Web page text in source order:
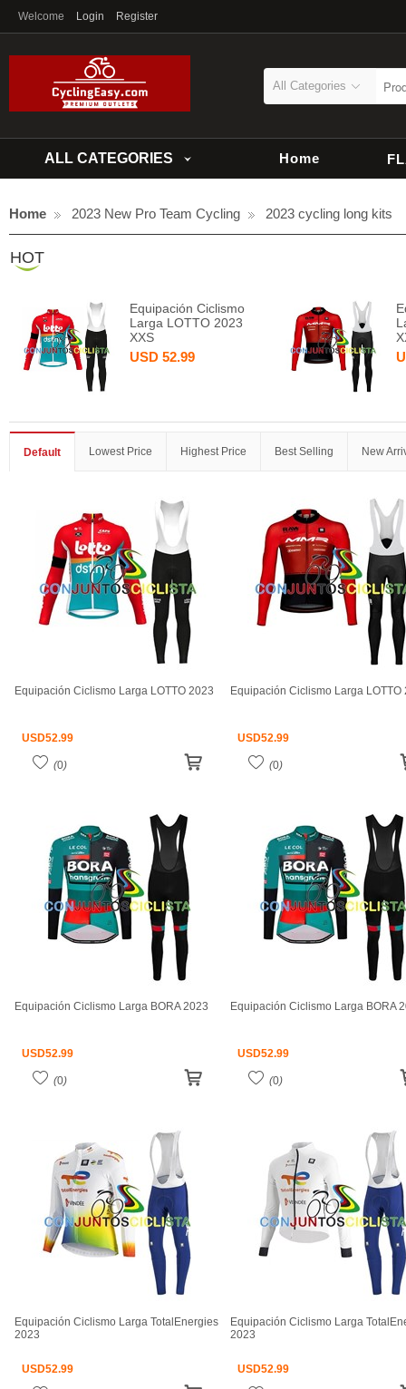
Welcome Login Register
All Categories
ALL CATEGORIES Home
Home 2023 New Pro Team Cycling 2023 cycling long kits
HOT
Equipación Ciclismo
Larga LOTTO 2023
XXS
USD 52.99
Default Lowest Price Highest Price Best Selling New
Equipación Ciclismo Larga LOTTO 2023
USD52.99
(0)
Equipación Ciclismo Larga LOTTO
USD52.99
(0)
Equipación Ciclismo Larga BORA 2023
USD52.99
(0)
Equipación Ciclismo Larga BORA
USD52.99
(0)
Equipación Ciclismo Larga TotalEnergies
2023
USD52.99
Equipación Ciclismo Larga
2023
USD52.99